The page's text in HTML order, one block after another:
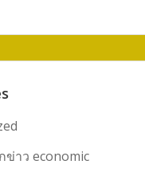
ข่าว economic